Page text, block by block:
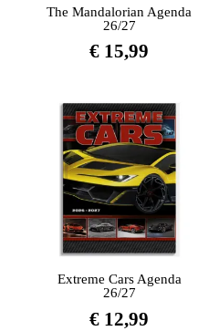
The Mandalorian Agenda
26/27
€ 15,99
Extreme Cars Agenda
26/27
€ 12,99